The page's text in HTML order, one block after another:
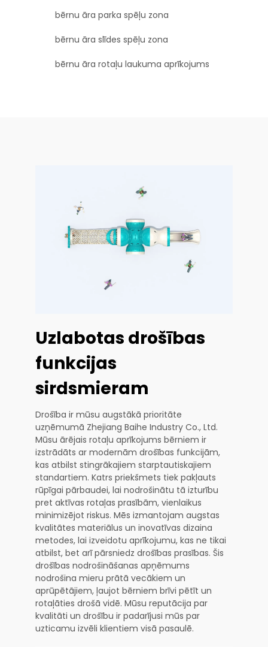
bērnu āra parka spēļu zona
bērnu āra slīdes spēļu zona
bērnu āra rotaļu laukuma aprīkojums
Uzlabotas drošības
funkcijas
sirdsmieram
Drošība ir mūsu augstākā prioritāte
uzņēmumā Zhejiang Baihe Industry Co., Ltd.
Mūsu ārējais rotaļu aprīkojums bērniem ir
izstrādāts ar modernām drošības funkcijām,
kas atbilst stingrākajiem starptautiskajiem
standartiem. Katrs priekšmets tiek pakļauts
rūpīgai pārbaudei, lai nodrošinātu tā izturību
pret aktīvas rotaļas prasībām, vienlaikus
minimizējot riskus. Mēs izmantojam augstas
kvalitātes materiālus un inovatīvas dizaina
metodes, lai izveidotu aprīkojumu, kas ne tikai
atbilst, bet arī pārsniedz drošības prasības. Šis
drošības nodrošināšanas apņēmums
nodrošina mieru prātā vecākiem un
aprūpētājiem, ļaujot bērniem brīvi pētīt un
rotaļāties drošā vidē. Mūsu reputācija par
kvalitāti un drošību ir padarījusi mūs par
uzticamu izvēli klientiem visā pasaulē.